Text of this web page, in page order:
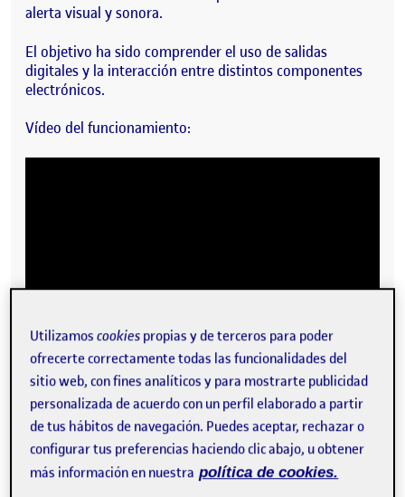
alerta visual y sonora.
El objetivo ha sido comprender el uso de salidas
digitales y la interacción entre distintos componentes
electrónicos.
Vídeo del funcionamiento:
Utilizamoscookies propias y de terceros para poder
ofrecerte correctamente todas las funcionalidades del
sitio web, con fines analíticos y para mostrarte publicidad
personalizada de acuerdo con un perfil elaborado a partir
de tus hábitos de navegación. Puedes aceptar, rechazar o
configurar tus preferencias haciendo clic abajo, u obtener
más información en nuestra política de cookies.